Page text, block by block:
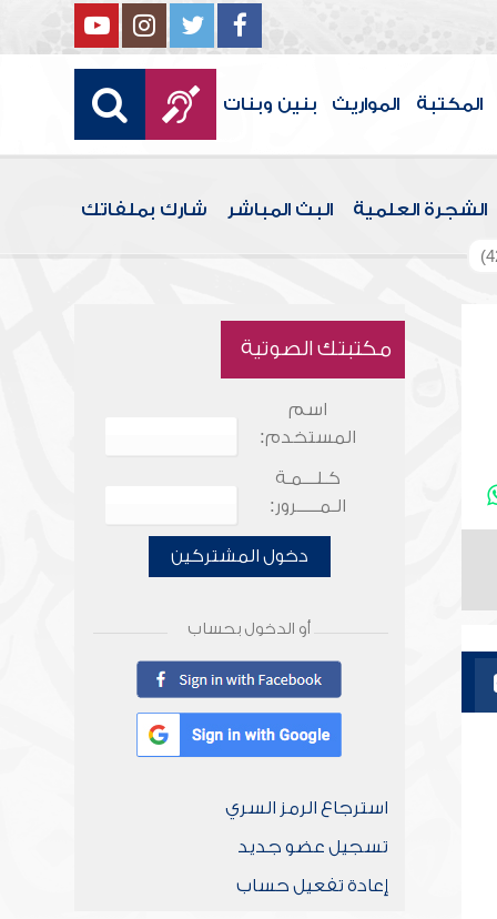
المكتبة المواريث بنين وبنات
الشجرة العلمية البث المباشر شارك بملفاتك
مكتبتك الصوتية
اسم
المستخدم:
كـلـــمـة
الـمـــــرور:
دخول المشتركين
أو الدخول بحساب
استرجاع الرمز السري
تسجيل عضو جديد
إعادة تفعيل حساب